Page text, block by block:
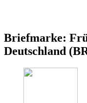
Briefmarke:
Deutschland